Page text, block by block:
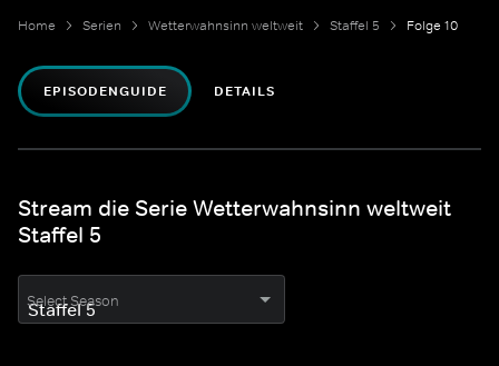
Home Serien Wetterwahnsinn weltweit Staffel 5 Folge 10
EPISODENGUIDE DETAILS
Stream die Serie Wetterwahnsinn weltweit
Staffel 5
Select Season